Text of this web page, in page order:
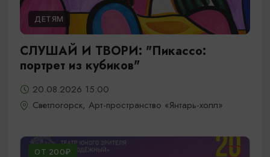
ДЕТЯМ
СЛУШАЙ И ТВОРИ: "Пикассо:
портрет из кубиков"
20.08.2026 15:00
Светлогорск, Арт-пространство «Янтарь-холл»
ОТ 200₽